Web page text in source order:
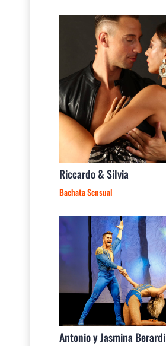
Riccardo & Silvia
Bachata Sensual
Antonio y Jasmina Berardi